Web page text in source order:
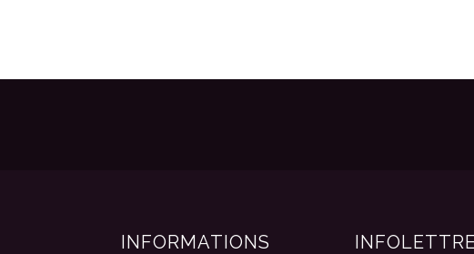
INFORMATIONS